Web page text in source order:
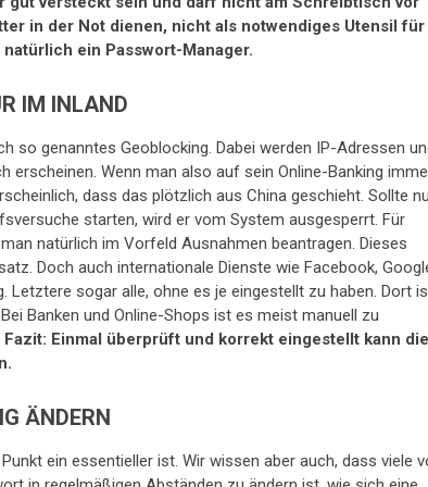
in der Not dienen, nicht als notwendiges Utensil für
ein Passwort-Manager.
IM INLAND
so genanntes Geoblocking. Dabei werden IP-Adressen
erscheinen. Wenn man also auf sein Online-Banking
dass das plötzlich aus China geschieht. Sollte
starten, wird er vom System ausgesperrt. Für
natürlich im Vorfeld Ausnahmen beantragen. Dieses
Doch auch internationale Dienste wie Facebook,
Letztere sogar alle, ohne es je eingestellt zu haben. Dort
Banken und Online-Shops ist es meist manuell zu
Fazit: Einmal überprüft und korrekt eingestellt kann
ÄNDERN
ein essentieller ist. Wir wissen aber auch, dass viele